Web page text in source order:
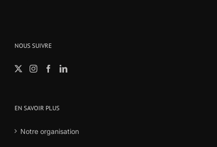
NOUS SUIVRE
EN SAVOIR PLUS
Notre organisation